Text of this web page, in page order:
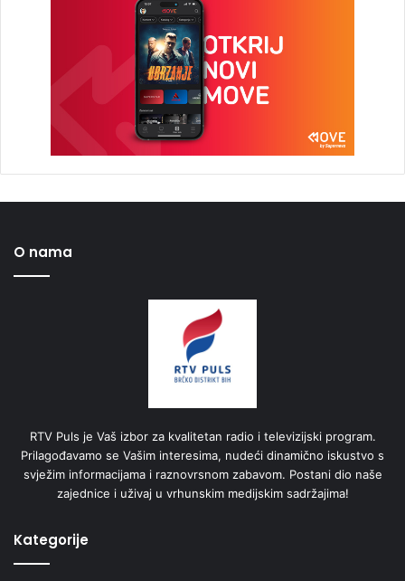
O nama
RTV Puls je Vaš izbor za kvalitetan radio i televizijski program.
Prilagođavamo se Vašim interesima, nudeći dinamično iskustvo s
svježim informacijama i raznovrsnom zabavom. Postani dio naše
zajednice i uživaj u vrhunskim medijskim sadržajima!
Kategorije